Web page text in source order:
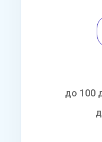
до 100